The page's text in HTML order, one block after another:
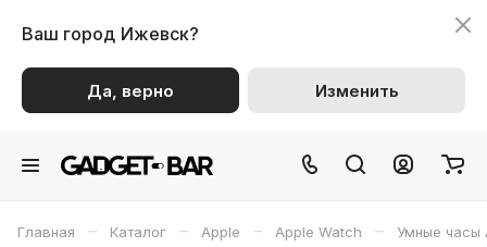
Ваш город Ижевск?
Да, верно Изменить
Главная – Каталог – Apple – Apple Watch – Умные часы